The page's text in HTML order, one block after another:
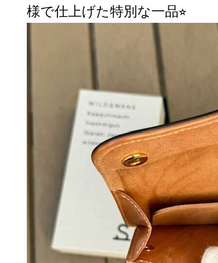
様で仕上げた特別な一品⭐︎